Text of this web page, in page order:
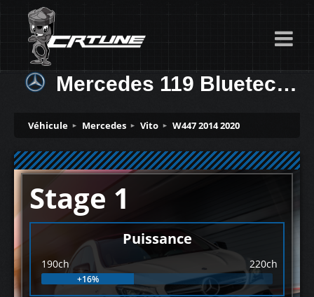
Mercedes 119 Bluetec (2100cc) 190ch
Véhicule Mercedes Vito W447 2014 2020
Stage 1
Puissance
190ch 220ch
+16%